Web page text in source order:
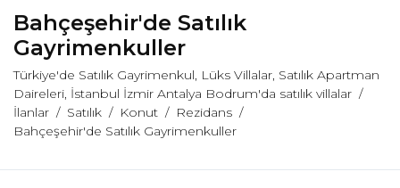
Bahçeşehir'de Satılık
Gayrimenkuller
Türkiye'de Satılık Gayrimenkul, Lüks Villalar, Satılık Apartman
Daireleri, İstanbul İzmir Antalya Bodrum'da satılık villalar
İlanlar
Satılık Konut
Rezidans
Bahçeşehir'de Satılık Gayrimenkuller